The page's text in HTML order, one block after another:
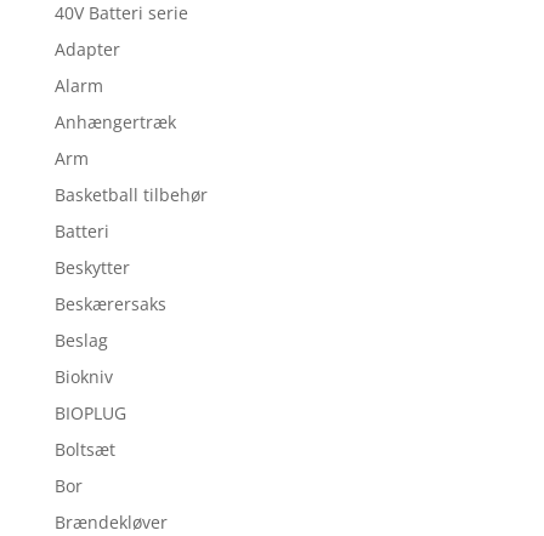
40V Batteri serie
Adapter
Alarm
Anhængertræk
Arm
Basketball tilbehør
Batteri
Beskytter
Beskærersaks
Beslag
Biokniv
BIOPLUG
Boltsæt
Bor
Brændekløver